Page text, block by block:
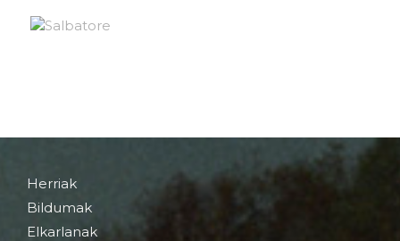
Herriak
Bildumak
Elkarlanak